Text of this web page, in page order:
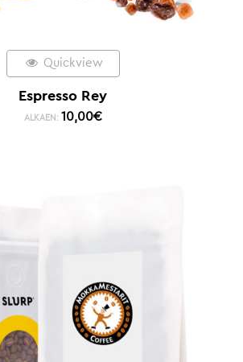
Quickview
Espresso Rey
ALKAEN: 10,00€